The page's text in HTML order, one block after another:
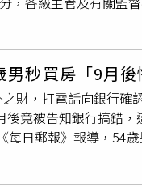
，罪名包括持有毒
並將於7月15日出庭。
領槍後回到辦公桌，
示，經啟動內部調查
過處分，從重議處，
秒買房「9月後
財，打電話向銀行確
竟被告知銀行搞錯
每日郵報》報導，54
萬英鎊的意外之財，
存款買了一間新房，